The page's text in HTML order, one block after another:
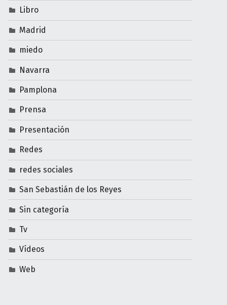
Libro
Madrid
miedo
Navarra
Pamplona
Prensa
Presentación
Redes
redes sociales
San Sebastián de los Reyes
Sin categoría
Tv
Vídeos
Web